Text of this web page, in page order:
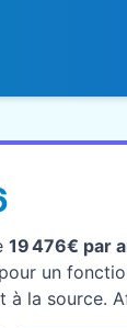
19 476€ par
pour un
la source.